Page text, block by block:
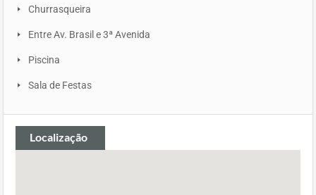
Churrasqueira
Entre Av. Brasil e 3ª Avenida
Piscina
Sala de Festas
Localização